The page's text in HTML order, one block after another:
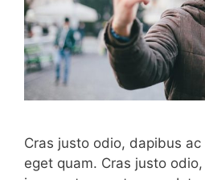
Cras justo odio, dapibus
eget quam. Cras justo